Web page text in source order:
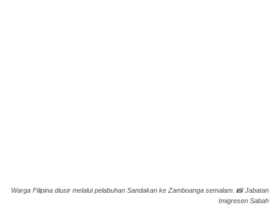
Warga Filipina diusir melalui pelabuhan Sandakan ke Zamboanga semalam. 📸 Jabatan
Imigresen Sabah